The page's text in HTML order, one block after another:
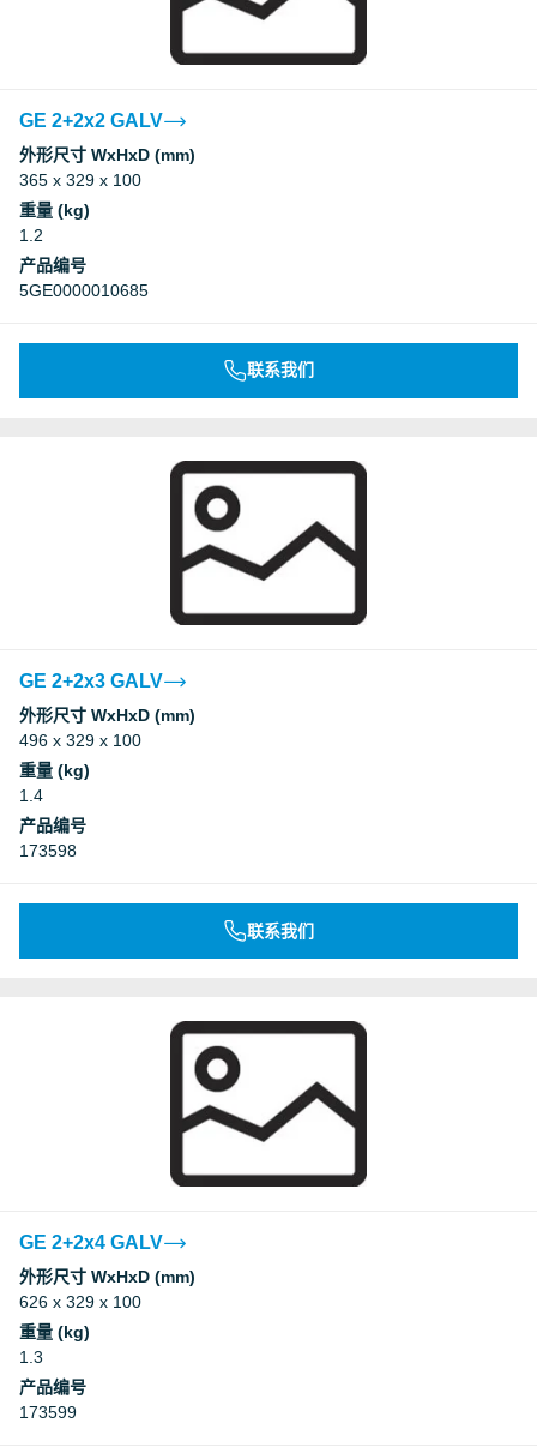
GE 2+2x2 GALV
外形尺寸 WxHxD (mm)
365 x 329 x 100
重量 (kg)
1.2
产品编号
5GE0000010685
联系我们
GE 2+2x3 GALV
外形尺寸 WxHxD (mm)
496 x 329 x 100
重量 (kg)
1.4
产品编号
173598
联系我们
GE 2+2x4 GALV
外形尺寸 WxHxD (mm)
626 x 329 x 100
重量 (kg)
1.3
产品编号
173599